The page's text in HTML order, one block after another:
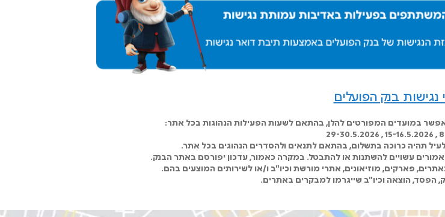
נגישות בנק הפועלים
במועדים המפורטים להלן, בהתאם לשעות הפעילות הנהוגות בכל אתר:
8-
תהיה כרוכה בתשלום, בהתאם לתנאים ולהסדרים הנהוגים בכל אתר.
עשויים להשתנות או להתבטל. במקרה כאמור, עדכון יפורסם באתר הבנק.
פארקים, מוזיאונים, אתרי מורשת וכיו"ב ו/או לשירותים המוצעים בהם.
הפסד, הוצאה וכיו"ב שייגרמו למבקרים באתרים.